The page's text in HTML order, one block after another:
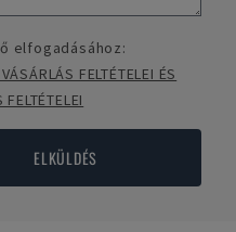
elfogadásához:
FELTÉTELEI ÉS
ELKÜLDÉS